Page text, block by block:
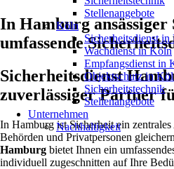
Stellenangebote
Köln
Sicherheitsdienst
Wachdienst in Köln
Empfangsdienst in
Objektschutz in
Sicherheitstechnik
Stellenangebote
Unternehmen
Nachhaltigkeit
In Hamburg
umfassende
Sicherheitsdienst
zuverlässiger Partner
In Hamburg ist Sicherheit ein
Behörden und Privatpersonen
Hamburg bietet Ihnen ein
individuell zugeschnitten auf Ihre